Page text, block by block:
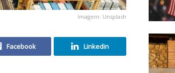
Imagem: Unsplash
Facebook Linkedin